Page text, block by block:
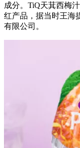
成分。TiQ天萁西梅
红产品，据当时王海
有限公司。